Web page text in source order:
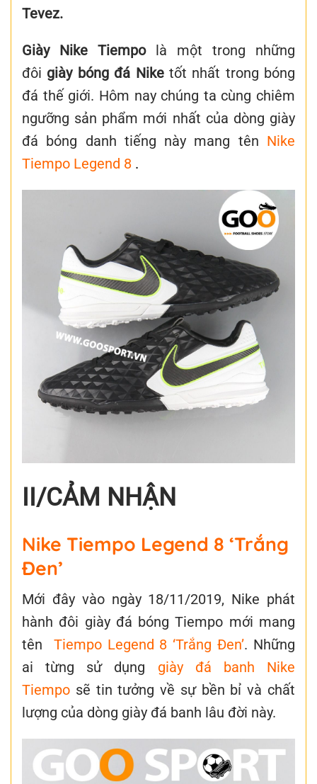
Tevez.
Giày Nike Tiempolà một trong những
đôi giày bóng đá Niketốt nhất trong bóng
đá thế giới. Hôm nay chúng ta cùng chiêm
ngưỡng sản phẩm mới nhất của dòng giày
đá bóng danh tiếng này mang tên Nike
Tiempo Legend 8 .
II/CẢM NHẬN
Nike Tiempo Legend 8 ‘Trắng
Đen’
Mới đây vào ngày 18/11/2019, Nike phát
hành đôi giày đá bóng Tiempo mới mang
tên
Tiempo Legend 8 ‘Trắng Đen’. Những
ai từng sử dụng
giày đá banh Nike
Tiempo sẽ tin tưởng về sự bền bỉ và chất
lượng của dòng giày đá banh lâu đời này.